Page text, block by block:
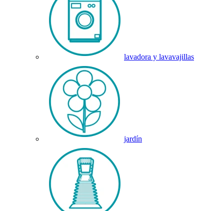
lavadora y lavavajillas
jardín